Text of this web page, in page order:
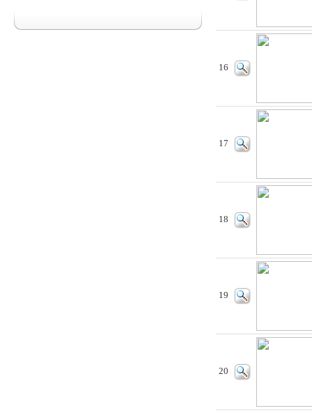
16
17
18
19
20